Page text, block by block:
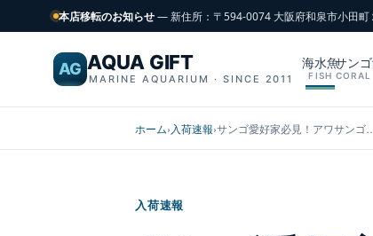
本店移転のお知らせ— 新住所：〒594-0074 大阪府和泉市小田町
AG AQUA GIFT
MARINE AQUARIUM · SINCE 2011
海水魚
FISH
サンゴ
CORAL
ホーム› 入荷速報›サンゴ愛好家必見！アワサンゴ
入荷速報